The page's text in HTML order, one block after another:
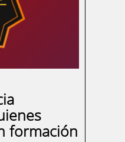
formación